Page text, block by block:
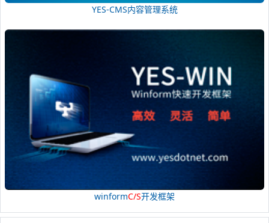
YES-CMS内容管理系统
winformC/S开发框架